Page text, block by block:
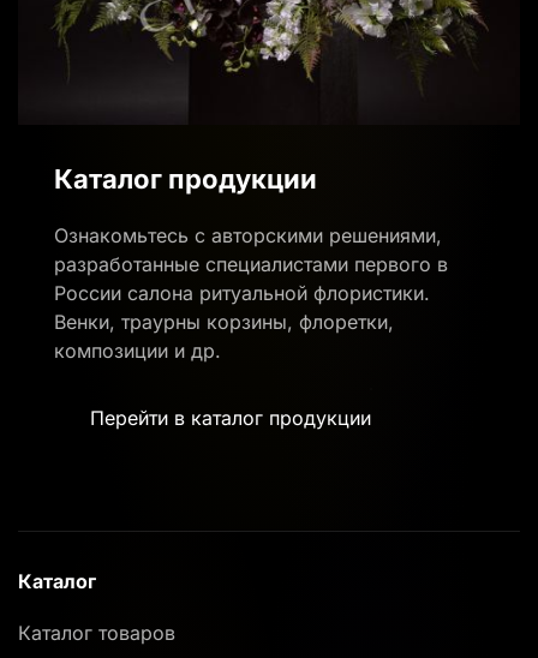
Каталог продукции
Ознакомьтесь с авторскими решениями,
разработанные специалистами первого в
России салона ритуальной флористики.
Венки, траурны корзины, флоретки,
композиции и др.
Перейти в каталог продукции
Каталог
Каталог товаров